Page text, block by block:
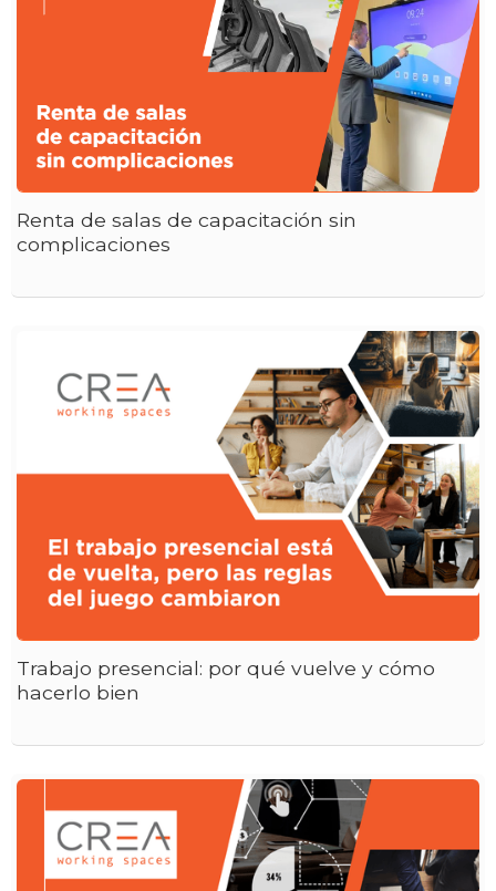
Renta de salas de capacitación sin
complicaciones
Trabajo presencial: por qué vuelve y cómo
hacerlo bien